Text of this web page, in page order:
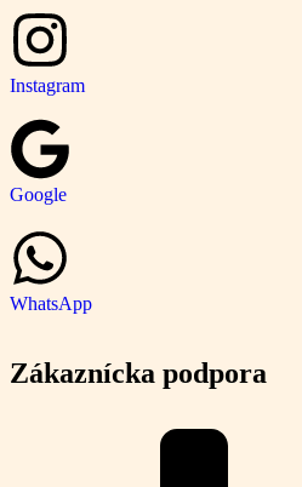
Instagram
Google
WhatsApp
Zákaznícka podpora